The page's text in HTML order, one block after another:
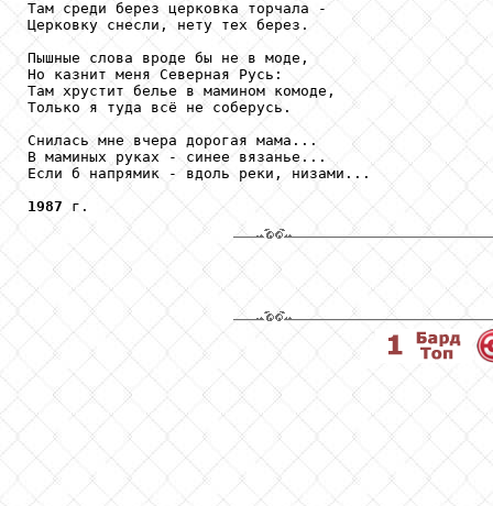
Там среди берез церковка торчала -
Церковку снесли, нету тех берез.
Пышные слова вроде бы не в моде,
Но казнит меня Северная Русь:
Там хрустит белье в мамином комоде,
Только я туда всё не соберусь.
Снилась мне вчера дорогая мама...
В маминых руках - синее вязанье...
Если б напрямик - вдоль реки, низами...
1987 г.